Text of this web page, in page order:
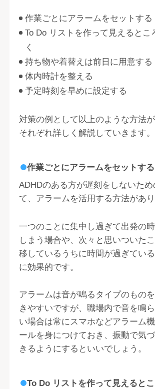
作業ごとにアラームをセットする
To Do リストを作って見えるとこ
く
持ち物や着替えは前日に用意する
体内時計を整える
予定時刻を早めに設定する
対策の例として以上のような方法が
それぞれ詳しく解説していきます。
作業ごとにアラームをセットする
ADHDのある方が遅刻をしないため
て、アラームを活用する方法があり
一つのことに集中し過ぎて出発の
しまう場合や、次々と思いついた
移しているうちに時間が過ぎてい
に効果的です。
アラームは音が鳴るタイプのもの
きやすいですが、職場内で音を鳴
い場合は常にスマホなどアラーム
ールを身につけておき、振動で気
きるようにするといいでしょう。
To Do リストを作って見えると